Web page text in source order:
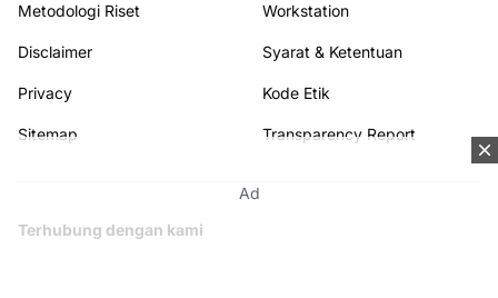
Ad
Metodologi Riset Workstation
Disclaimer Syarat & Ketentuan
Privacy Kode Etik
Sitemap Transparency Report
Terhubung dengan kami